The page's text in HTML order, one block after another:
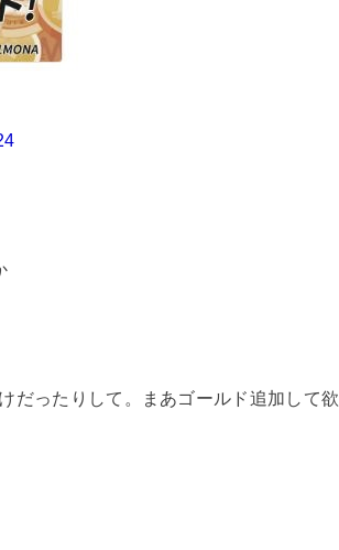
だったりして。まあゴールド追加して欲